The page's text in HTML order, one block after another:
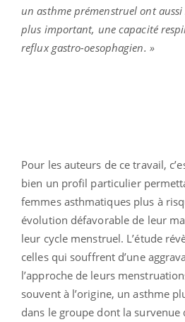
un asthme prémenstruel ont
plus important, une capacité
reflux gastro-oesophagien. »
Pour les auteurs de ce travail,
bien un profil particulier
femmes asthmatiques plus à
évolution défavorable de leur
leur cycle menstruel. L’étude
celles qui souffrent d’une
l’approche de leurs
souvent à l’origine, un asthme
dans le groupe dont la survenue